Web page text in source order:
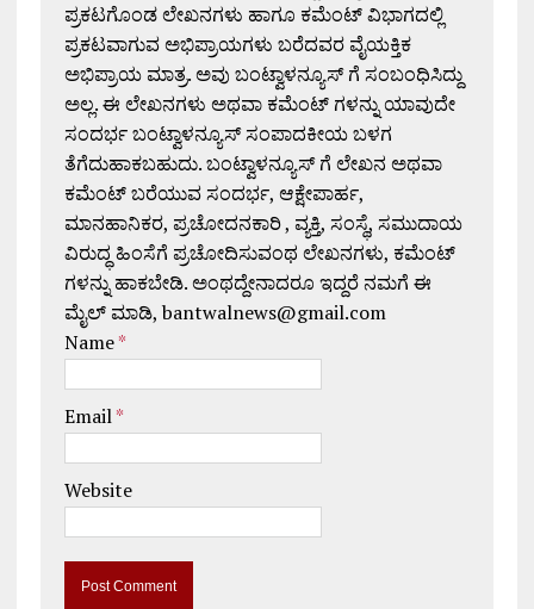
ಪ್ರಕಟಗೊಂಡ ಲೇಖನಗಳು ಹಾಗೂ ಕಮೆಂಟ್ ವಿಭಾಗದಲ್ಲಿ
ಪ್ರಕಟವಾಗುವ ಅಭಿಪ್ರಾಯಗಳು ಬರೆದವರ ವೈಯಕ್ತಿಕ
ಅಭಿಪ್ರಾಯ ಮಾತ್ರ. ಅವು ಬಂಟ್ವಾಳನ್ಯೂಸ್ ಗೆ ಸಂಬಂಧಿಸಿದ್ದು
ಅಲ್ಲ. ಈ ಲೇಖನಗಳು ಅಥವಾ ಕಮೆಂಟ್ ಗಳನ್ನು ಯಾವುದೇ
ಸಂದರ್ಭ ಬಂಟ್ವಾಳನ್ಯೂಸ್ ಸಂಪಾದಕೀಯ ಬಳಗ
ತೆಗೆದುಹಾಕಬಹುದು. ಬಂಟ್ವಾಳನ್ಯೂಸ್ ಗೆ ಲೇಖನ ಅಥವಾ
ಕಮೆಂಟ್ ಬರೆಯುವ ಸಂದರ್ಭ, ಆಕ್ಷೇಪಾರ್ಹ,
ಮಾನಹಾನಿಕರ, ಪ್ರಚೋದನಕಾರಿ , ವ್ಯಕ್ತಿ, ಸಂಸ್ಥೆ, ಸಮುದಾಯ
ವಿರುದ್ಧ ಹಿಂಸೆಗೆ ಪ್ರಚೋದಿಸುವಂಥ ಲೇಖನಗಳು, ಕಮೆಂಟ್
ಗಳನ್ನು ಹಾಕಬೇಡಿ. ಅಂಥದ್ದೇನಾದರೂ ಇದ್ದರೆ ನಮಗೆ ಈ
ಮೈಲ್ ಮಾಡಿ, bantwalnews@gmail.com
Name*
Email*
Website